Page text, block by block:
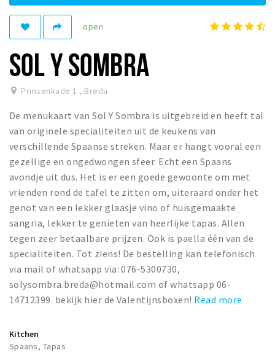
General practitioner and first aid
Q&A
DISCOUNTS
Breda Student Shop
Spin the wheel!
LEISURE
SportS
News
Agenda
Sights
Museums, theatres & stages
Student routes
Nature
Restaurants
open
SOL Y SOMBRA
Prinsenkade 1 , Breda
De menukaart van Sol Y Sombra is uitgebreid en heeft tal
van originele specialiteiten uit de keukens van
verschillende Spaanse streken. Maar er hangt vooral een
gezellige en ongedwongen sfeer. Echt een Spaans
avondje uit dus. Het is er een goede gewoonte om met
vrienden rond de tafel te zitten om, uiteraard onder het
genot van een lekker glaasje vino of huisgemaakte
sangria, lekker te genieten van heerlijke tapas. Allen
tegen zeer betaalbare prijzen. Ook is paella één van de
specialiteiten. Tot ziens! De bestelling kan telefonisch
via mail of whatsapp via: 076-5300730,
solysombra.breda@hotmail.com of whatsapp 06-
14712399. bekijk hier de Valentijnsboxen! Read more
Kitchen
Spaans, Tapas